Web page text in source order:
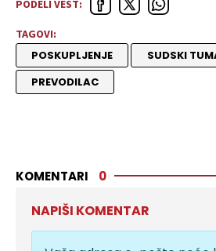
PODELI VEST:
TAGOVI:
POSKUPLJENJE
SUDSKI
PREVODILAC
KOMENTARI 0
NAPIŠI KOMENTAR